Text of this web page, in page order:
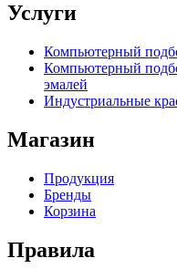
Услуги
Компьютерный
Компьютерный
эмалей
Индустриальные
Магазин
Продукция
Бренды
Корзина
Правила